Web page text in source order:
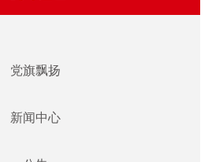
党旗飘扬
新闻中心